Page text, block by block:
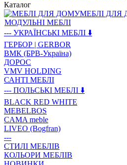
Каталог
МЕБЛІ ДЛЯ
МОДУЛЬНІ МЕБЛІ
--- УКРАЇНСЬКІ МЕБЛІ ⬇️
ГЕРБОР | GERBOR
ВМК (БРВ-Україна)
ДОРОС
VMV HOLDING
САНТІ МЕБЛІ
--- ПОЛЬСЬКІ МЕБЛІ ⬇️
BLACK RED WHITE
MEBELBOS
CAMA meble
LIVEO (Bogfran)
---
СТИЛІ МЕБЛІВ
КОЛЬОРИ МЕБЛІВ